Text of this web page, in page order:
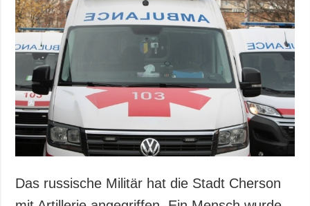
Das russische Militär hat die Stadt Cherson